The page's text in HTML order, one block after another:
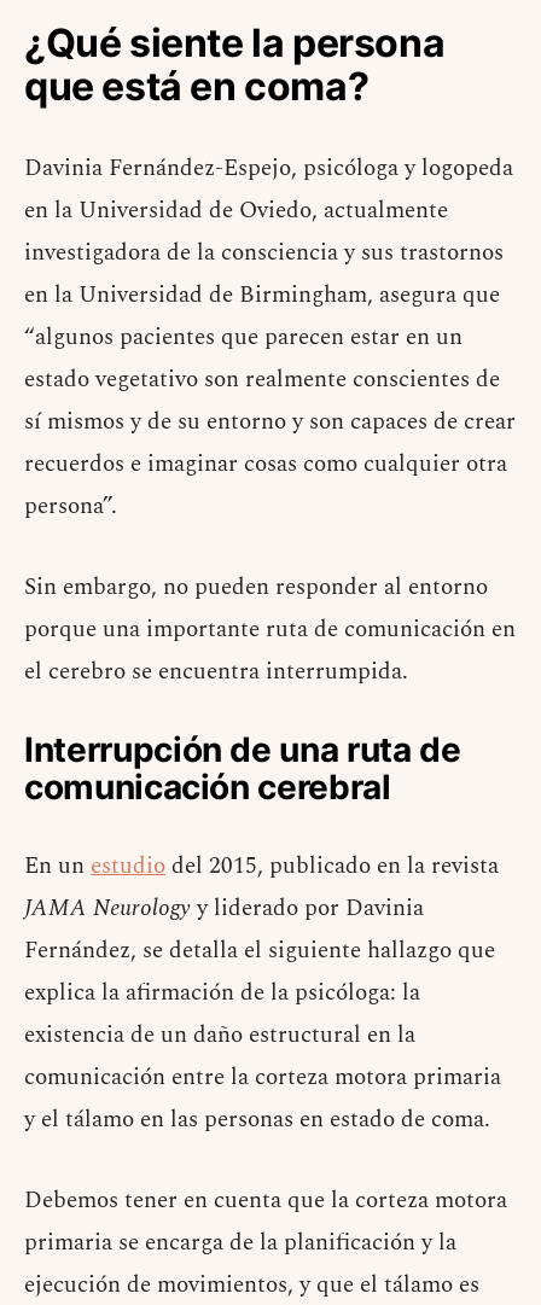
¿Qué siente la persona
que está en coma?
Davinia Fernández-Espejo, psicóloga y logopeda
en la Universidad de Oviedo, actualmente
investigadora de la consciencia y sus trastornos
en la Universidad de Birmingham, asegura que
“algunos pacientes que parecen estar en un
estado vegetativo son realmente conscientes de
sí mismos y de su entorno y son capaces de crear
recuerdos e imaginar cosas como cualquier otra
persona”.
Sin embargo, no pueden responder al entorno
porque una importante ruta de comunicación en
el cerebro se encuentra interrumpida.
Interrupción de una ruta de
comunicación cerebral
En unestudiodel 2015, publicado en la revista
JAMA Neurologyy liderado por Davinia
Fernández, se detalla el siguiente hallazgo que
explica la afirmación de la psicóloga: la
existencia de un daño estructural en la
comunicación entre la corteza motora primaria
y el tálamo en las personas en estado de coma.
Debemos tener en cuenta que la corteza motora
primaria se encarga de la planificación y la
ejecución de movimientos, y que el tálamo es